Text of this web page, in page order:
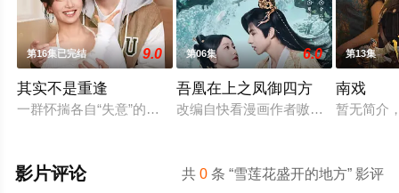
第16集已完结 9.0
其实不是重逢
一群怀揣各自“失意”的年轻人，在沿海小城南安相遇相知，他
第06集 6.0
吾凰在上之凤御四方
改编自快看漫画作者嗷小泽的独家连
第13集
南戏
暂无简介
共0 条 “雪莲花盛开的地方” 影评
影片评论